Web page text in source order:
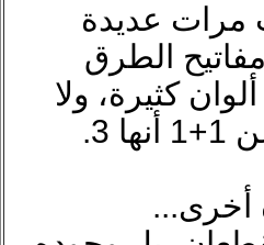
مرات عديدة
الطرق
كثيرة، ولا
3.
أخرى...